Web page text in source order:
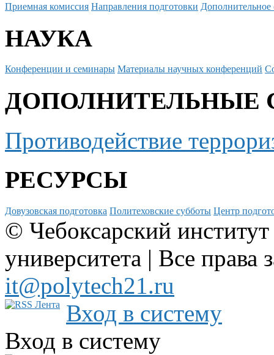
Приемная комиссия Направления подготовки Дополнительное
НАУКА
Конференции и семинары Материалы научных конференций
ДОПОЛНИТЕЛЬНЫЕ
Противодействие
РЕСУРСЫ
Довузовская подготовка Политеховские субботы Центр
© Чебоксарский
университета | Все
it@polytech21.ru
Вход в систему
Вход в систему